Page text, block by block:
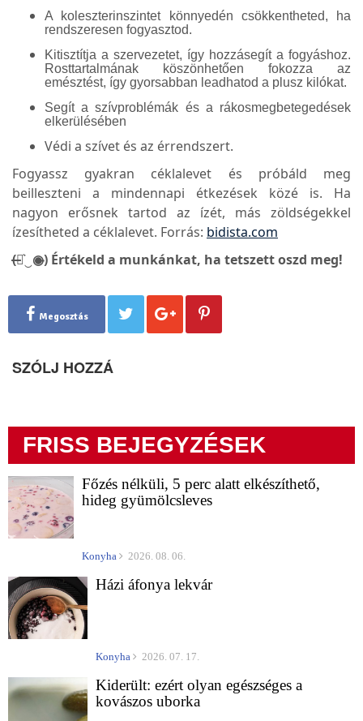
A koleszterinszintet könnyedén csökkentheted, ha
rendszeresen fogyasztod.
Kitisztítja a szervezetet, így hozzásegít a fogyáshoz.
Rosttartalmának köszönhetően fokozza az
emésztést, így gyorsabban leadhatod a plusz kilókat.
Segít a szívproblémák és a rákosmegbetegedések
elkerülésében
Védi a szívet és az érrendszert.
Fogyassz gyakran céklalevet és próbáld meg
beilleszteni a mindennapi étkezések közé is. Ha
nagyon erősnek tartod az ízét, más zöldségekkel
ízesítheted a céklalevet. Forrás: bidista.com
(̶◉͛‿◉̶) Értékeld a munkánkat, ha tetszett oszd meg!
Megosztás
SZÓLJ HOZZÁ
FRISS BEJEGYZÉSEK
Főzés nélküli, 5 perc alatt elkészíthető,
hideg gyümölcsleves
Konyha 2026. 08. 06.
Házi áfonya lekvár
Konyha 2026. 07. 17.
Kiderült: ezért olyan egészséges a
kovászos uborka